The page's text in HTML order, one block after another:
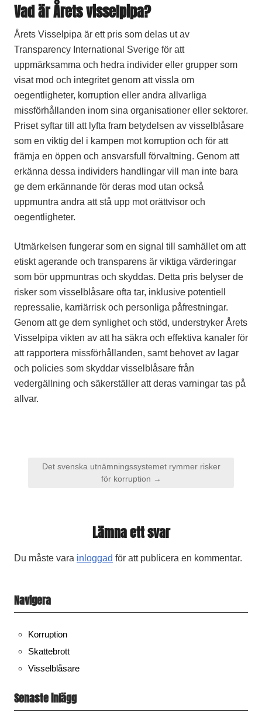
Vad är Årets visselpipa?
Årets Visselpipa är ett pris som delas ut av
Transparency International Sverige för att
uppmärksamma och hedra individer eller grupper som
visat mod och integritet genom att vissla om
oegentligheter, korruption eller andra allvarliga
missförhållanden inom sina organisationer eller sektorer.
Priset syftar till att lyfta fram betydelsen av visselblåsare
som en viktig del i kampen mot korruption och för att
främja en öppen och ansvarsfull förvaltning. Genom att
erkänna dessa individers handlingar vill man inte bara
ge dem erkännande för deras mod utan också
uppmuntra andra att stå upp mot orättvisor och
oegentligheter.
Utmärkelsen fungerar som en signal till samhället om att
etiskt agerande och transparens är viktiga värderingar
som bör uppmuntras och skyddas. Detta pris belyser de
risker som visselblåsare ofta tar, inklusive potentiell
repressalie, karriärrisk och personliga påfrestningar.
Genom att ge dem synlighet och stöd, understryker Årets
Visselpipa vikten av att ha säkra och effektiva kanaler för
att rapportera missförhållanden, samt behovet av lagar
och policies som skyddar visselblåsare från
vedergällning och säkerställer att deras varningar tas på
allvar.
Inläggsnavigering
Det svenska utnämningssystemet rymmer risker
för korruption →
Lämna ett svar
Du måste vara inloggad för att publicera en kommentar.
Navigera
Korruption
Skattebrott
Visselblåsare
Senaste inlägg